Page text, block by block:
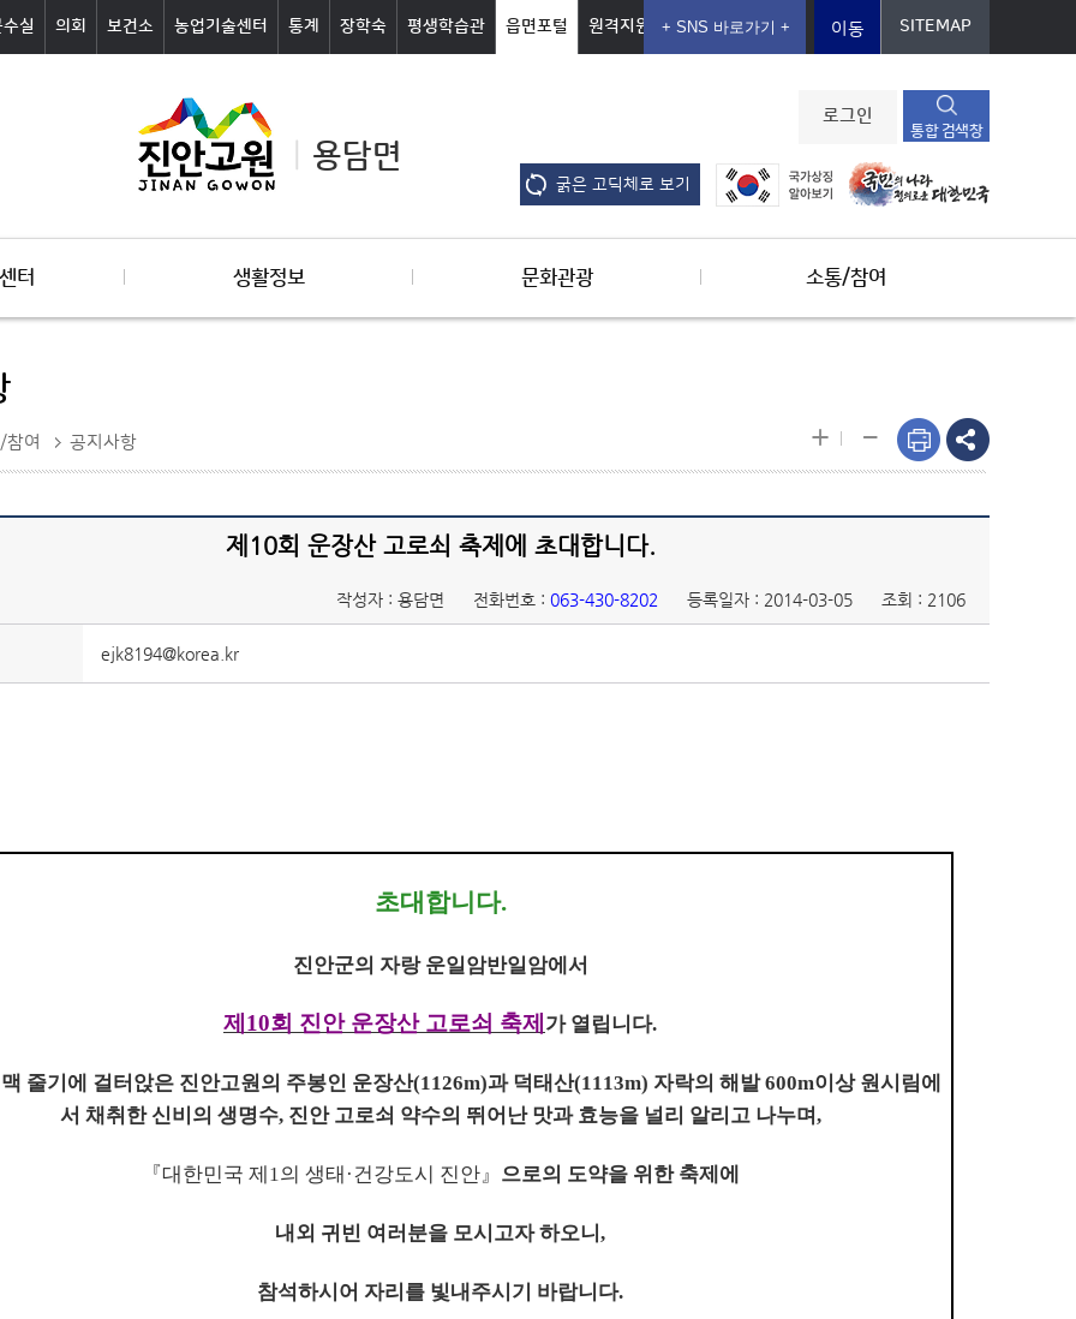
실 의회 보건소 농업기술센터 통계 장학숙 평생학습관 읍면포털 원격지원 이동 SITEMAP
용담면
로그인
통합 검색창
굵은 고딕체로 보기
터 생활정보 문화관광 소통/참여
참여 공지사항 + -
제10회 운장산 고로쇠 축제에 초대합니다.
작성자 : 용담면 전화번호 : 063-430-8202 등록일자 : 2014-03-05 조회 : 2106
ejk8194@korea.kr
초대합니다.
진안군의 자랑 운일암반일암에서
제 10회 진안 운장산 고로쇠 축제 가 열립니다.
줄기에 걸터앉은 진안고원의 주봉인 운장산(1126m)과 덕태산(1113m) 자락의 해발 600m이상 원시림에
서 채취한신비의 생명수, 진안 고로쇠 약수의 뛰어난 맛과 효능을 널리 알리고 나누며,
『대한민국 제 1의 생태·건강도시 진안』 으로의 도약을 위한 축제에
내외 귀빈 여러분을 모시고자 하오니,
참석하시어 자리를 빛내주시기 바랍니다.